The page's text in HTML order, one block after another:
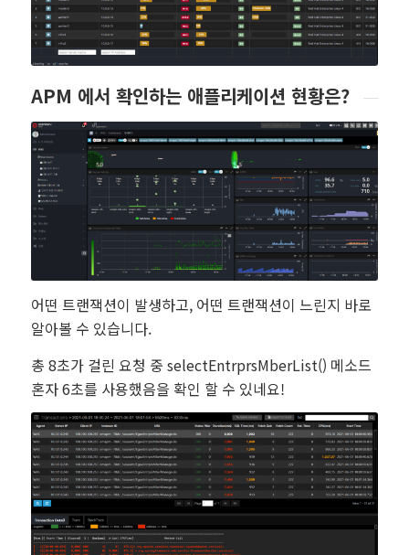
APM 에서 확인하는 애플리케이션 현황은?
어떤 트랜잭션이 발생하고, 어떤 트랜잭션이 느린지 바로
알아볼 수 있습니다.
총 8초가 걸린 요청 중 selectEntrprsMberList() 메소드
혼자 6초를 사용했음을 확인 할 수 있네요!